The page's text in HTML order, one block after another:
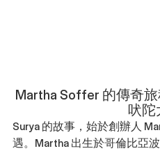
Martha Soffer 的傳奇
吠陀
Surya 的故事，始於創辦人
遇。Martha 出生於哥倫比亞